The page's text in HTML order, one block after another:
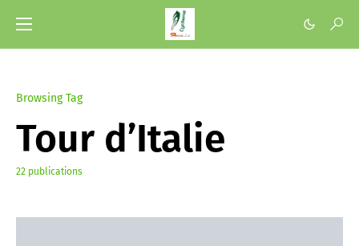
Browsing Tag
Tour d’Italie
22 publications